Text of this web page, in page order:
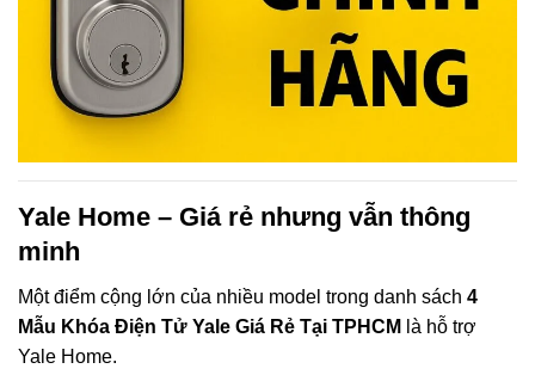
Yale Home – Giá rẻ nhưng vẫn thông
minh
Một điểm cộng lớn của nhiều model trong danh sách 4
Mẫu Khóa Điện Tử Yale Giá Rẻ Tại TPHCM là hỗ trợ
Yale Home.